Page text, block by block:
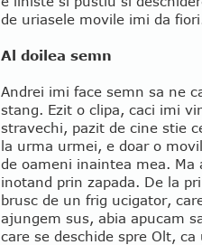
de uriasele movile imi da
Al doilea semn
Andrei imi face semn sa ne
stang. Ezit o clipa, caci imi
stravechi, pazit de cine stie
la urma urmei, e doar o
de oameni inaintea mea.
inotand prin zapada. De la
brusc de un frig ucigator,
ajungem sus, abia apucam
care se deschide spre Olt,